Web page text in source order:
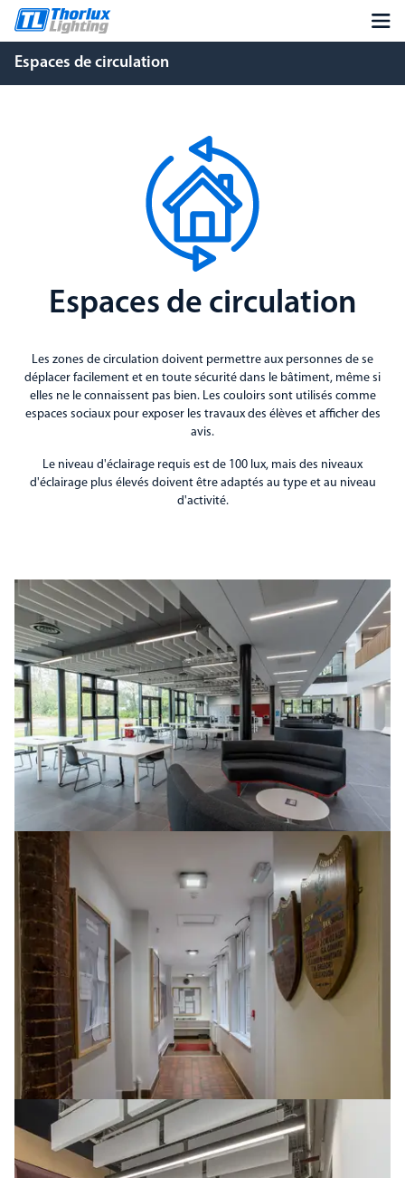
Espaces de circulation
Espaces de circulation
Les zones de circulation doivent permettre aux personnes de se
déplacer facilement et en toute sécurité dans le bâtiment, même si
elles ne le connaissent pas bien. Les couloirs sont utilisés comme
espaces sociaux pour exposer les travaux des élèves et afficher des
avis.
Le niveau d'éclairage requis est de 100 lux, mais des niveaux
d'éclairage plus élevés doivent être adaptés au type et au niveau
d'activité.